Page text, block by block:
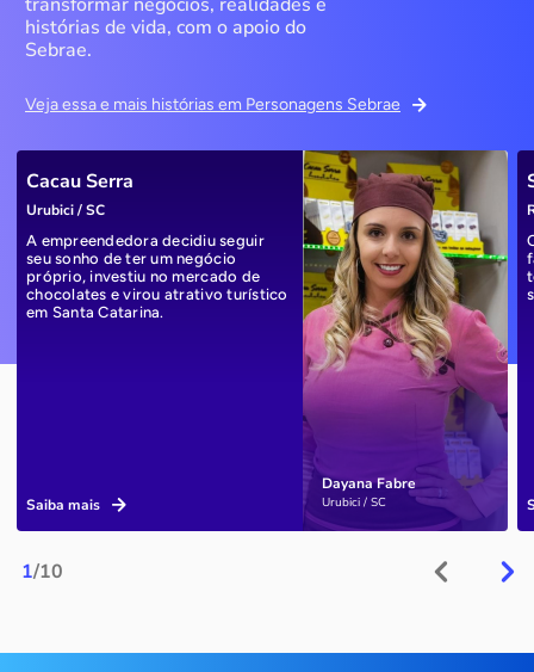
transformar negócios, realidades e
histórias de vida, com o apoio do
Sebrae.
Veja essa e mais histórias em Personagens Sebrae
1/10
Dayana Fabre
Urubici / SC
Cacau Serra
Urubici / SC
A empreendedora decidiu seguir
seu sonho de ter um negócio
próprio, investiu no mercado de
chocolates e virou atrativo turístico
em Santa Catarina.
Saiba mais